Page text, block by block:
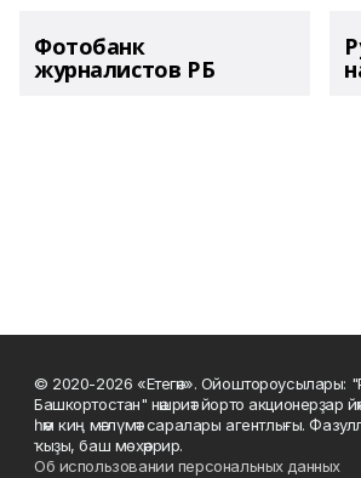
Фотобанк
журналистов РБ
© 2020-2026 «Етегән». Ойоштороусылары:
Башкортостан" нәшриәт йорто акционерҙар
һәм киң мәғлүмәт саралары агентлығы.
ҡыҙы, баш мөхәррир.
Об использовании персональных данных